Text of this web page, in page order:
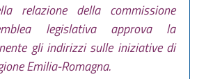
relazione della commissione
legislativa approva la
gli indirizzi sulle iniziative di
Emilia-Romagna.